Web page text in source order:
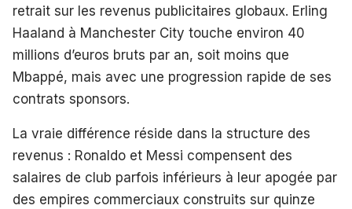
retrait sur les revenus publicitaires globaux. Erling
Haaland à Manchester City touche environ 40
millions d’euros bruts par an, soit moins que
Mbappé, mais avec une progression rapide de ses
contrats sponsors.
La vraie différence réside dans la structure des
revenus : Ronaldo et Messi compensent des
salaires de club parfois inférieurs à leur apogée par
des empires commerciaux construits sur quinze